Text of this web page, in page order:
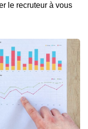
le recruteur à vous